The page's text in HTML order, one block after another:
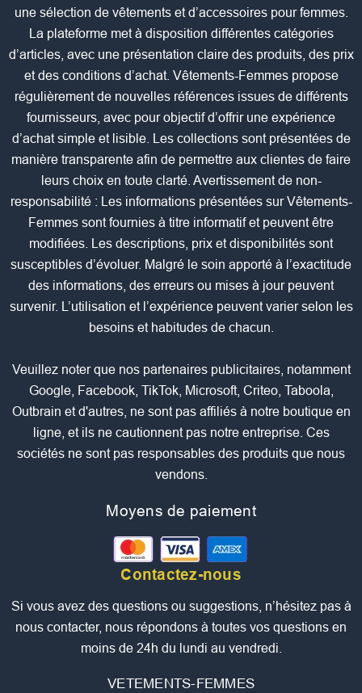
une sélection de vêtements et d’accessoires pour femmes.
La plateforme met à disposition différentes catégories
d’articles, avec une présentation claire des produits, des prix
et des conditions d’achat. Vêtements-Femmes propose
régulièrement de nouvelles références issues de différents
fournisseurs, avec pour objectif d’offrir une expérience
d’achat simple et lisible. Les collections sont présentées de
manière transparente afin de permettre aux clientes de faire
leurs choix en toute clarté. Avertissement de non-
responsabilité : Les informations présentées sur Vêtements-
Femmes sont fournies à titre informatif et peuvent être
modifiées. Les descriptions, prix et disponibilités sont
susceptibles d’évoluer. Malgré le soin apporté à l’exactitude
des informations, des erreurs ou mises à jour peuvent
survenir. L’utilisation et l’expérience peuvent varier selon les
besoins et habitudes de chacun.
Veuillez noter que nos partenaires publicitaires, notamment
Google, Facebook, TikTok, Microsoft, Criteo, Taboola,
Outbrain et d'autres, ne sont pas affiliés à notre boutique en
ligne, et ils ne cautionnent pas notre entreprise. Ces
sociétés ne sont pas responsables des produits que nous
vendons.
Moyens de paiement
Contactez-nous
Si vous avez des questions ou suggestions, n’hésitez pas à
nous contacter, nous répondons à toutes vos questions en
moins de 24h du lundi au vendredi.
VETEMENTS-FEMMES